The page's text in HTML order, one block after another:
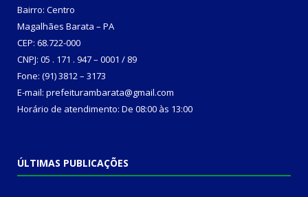
Bairro: Centro
Magalhães Barata – PA
CEP: 68.722-000
CNPJ: 05 . 171 . 947 – 0001 / 89
Fone: (91) 3812 – 3173
E-mail: prefeiturambarata@gmail.com
Horário de atendimento: De 08:00 às 13:00
ÚLTIMAS PUBLICAÇÕES